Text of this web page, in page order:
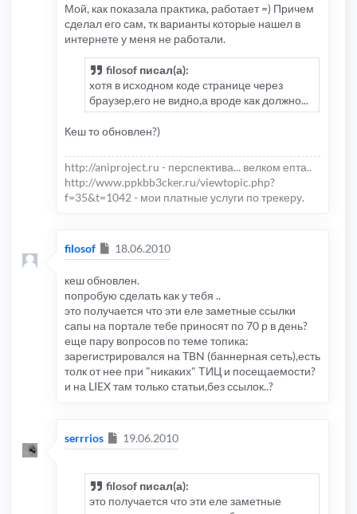
Мой, как показала практика, работает =) Причем
сделал его сам, тк варианты которые нашел в
интернете у меня не работали.
filosof писал(а):
хотя в исходном коде странице через
браузер,его не видно,а вроде как должно...
Кеш то обновлен?)
http://aniproject.ru - перспектива... велком епта..
http://www.ppkbb3cker.ru/viewtopic.php?
f=35&t=1042 - мои платные услуги по трекеру.
filosof Сообщение
18.06.2010
кеш обновлен.
попробую сделать как у тебя ..
это получается что эти еле заметные ссылки
сапы на портале тебе приносят по 70 р в день?
еще пару вопросов по теме топика:
зарегистрировался на TBN (баннерная сеть),есть
толк от нее при "никаких" ТИЦ и посещаемости?
и на LIEX там только статьи,без ссылок..?
serrrios Сообщение
19.06.2010
filosof писал(а):
это получается что эти еле заметные